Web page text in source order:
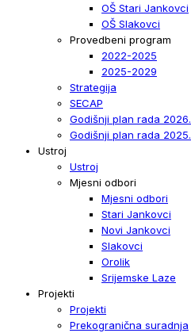
OŠ Stari Jankovci
OŠ Slakovci
Provedbeni program
2022-2025
2025-2029
Strategija
SECAP
Godišnji plan rada 2026.
Godišnji plan rada 2025.
Ustroj
Ustroj
Mjesni odbori
Mjesni odbori
Stari Jankovci
Novi Jankovci
Slakovci
Orolik
Srijemske Laze
Projekti
Projekti
Prekogranična suradnja